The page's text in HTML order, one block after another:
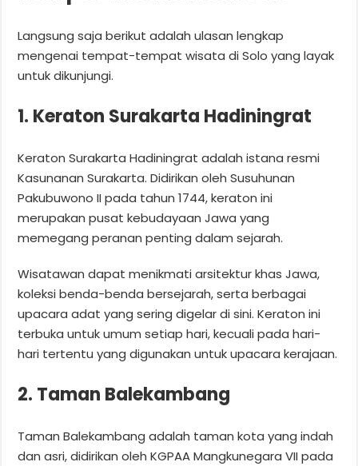
Langsung saja berikut adalah ulasan lengkap
mengenai tempat-tempat wisata di Solo yang layak
untuk dikunjungi.
1. Keraton Surakarta Hadiningrat
Keraton Surakarta Hadiningrat adalah istana resmi
Kasunanan Surakarta. Didirikan oleh Susuhunan
Pakubuwono II pada tahun 1744, keraton ini
merupakan pusat kebudayaan Jawa yang
memegang peranan penting dalam sejarah.
Wisatawan dapat menikmati arsitektur khas Jawa,
koleksi benda-benda bersejarah, serta berbagai
upacara adat yang sering digelar di sini. Keraton ini
terbuka untuk umum setiap hari, kecuali pada hari-
hari tertentu yang digunakan untuk upacara kerajaan.
2. Taman Balekambang
Taman Balekambang adalah taman kota yang indah
dan asri, didirikan oleh KGPAA Mangkunegara VII pada